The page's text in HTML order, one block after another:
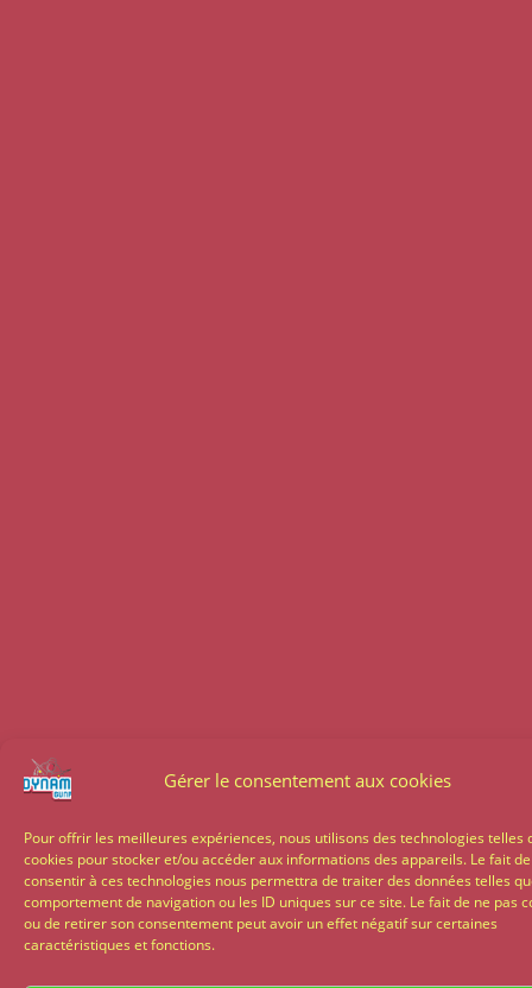
Gérer le consentement aux cookies
Pour offrir les meilleures expériences, nous utilisons des technologies telles
cookies pour stocker et/ou accéder aux informations des appareils. Le fait de
consentir à ces technologies nous permettra de traiter des données telles
comportement de navigation ou les ID uniques sur ce site. Le fait de ne pas
ou de retirer son consentement peut avoir un effet négatif sur certaines
caractéristiques et fonctions.